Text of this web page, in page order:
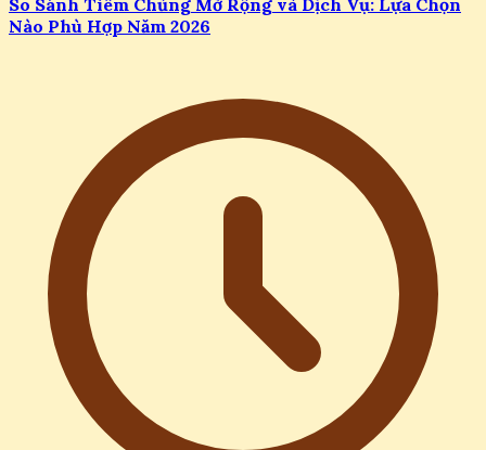
So Sánh Tiêm Chủng Mở Rộng và Dịch Vụ: Lựa Chọn
Nào Phù Hợp Năm 2026